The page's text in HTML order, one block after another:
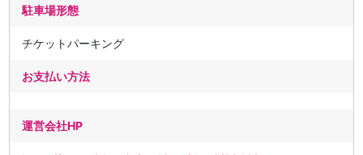
駐車場形態
チケットパーキング
お支払い方法
運営会社HP